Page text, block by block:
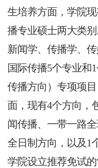
生培养方面，学院
播专业硕士两大类
新闻学、传播学、
国际传播5个专业和
传播方向）专项项
面，现有4个方向，
闻传播、一带一路
全日制方向，以及1
学院设立推荐免试